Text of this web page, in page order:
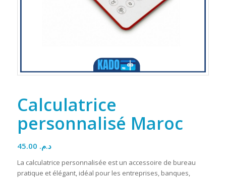
Calculatrice
personnalisé Maroc
د.م.
La calculatrice personnalisée est un accessoire de bureau
pratique et élégant, idéal pour les entreprises, banques,